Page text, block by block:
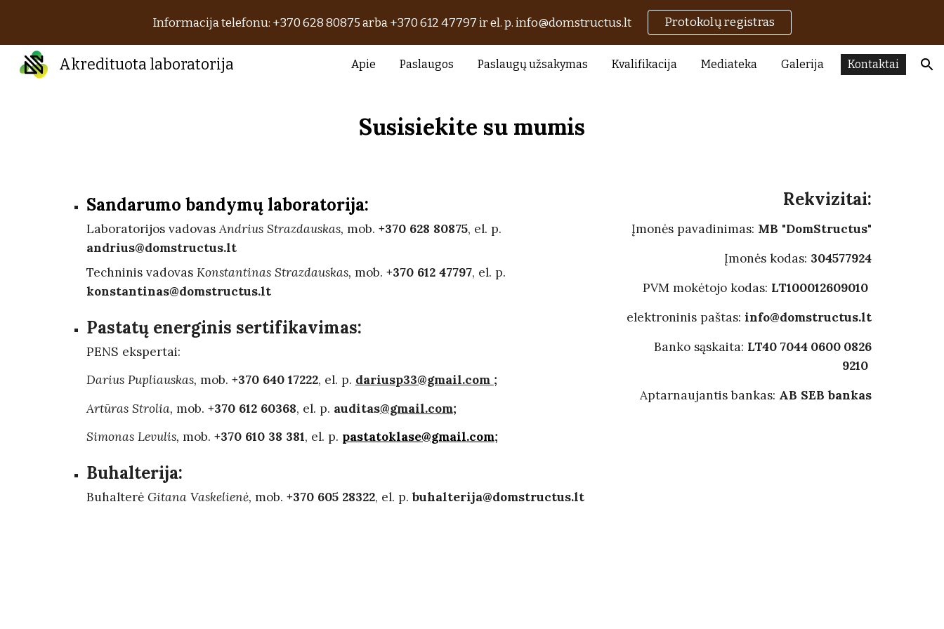
Skip to main content Skip to navigation
Informacija telefonu: +370 628 80875 arba +370 612 47797 ir el. p. info@domstructus.lt Protokolų registras
Akredituota laboratorija Apie Paslaugos Paslaugų užsakymas Kvalifikacija Mediateka Galerija Kontaktai
Susisiekite su mumis
Sandarumo bandymų laboratorija:
Laboratorijos vadovas Andrius Strazdauskas, mob. +370 628 80875, el. p.
andrius@domstructus.lt
Techninis vadovas Konstantinas Strazdauskas, mob. +370 612 47797, el. p.
konstantinas@domstructus.lt
Pastatų energinis sertifikavimas:
PENS ekspertai:
Darius Pupliauskas, mob. +370 640 17222, el. p. dariusp33@gmail.com ;
Artūras Strolia, mob. +370 612 60368, el. p. auditas@gmail.com;
Simonas Levulis, mob. +370 610 38 381, el. p. pastatoklase@gmail.com;
Buhalterija:
Buhalterė Gitana Vaskelienė, mob. +370 605 28322, el. p. buhalterija@domstructus.lt
Rekvizitai:
Įmonės pavadinimas: MB "DomStructus"
Įmonės kodas: 304577924
PVM mokėtojo kodas: LT100012609010
elektroninis paštas: info@domstructus.lt
Banko sąskaita: LT40 7044 0600 0826
9210
Aptarnaujantis bankas: AB SEB bankas